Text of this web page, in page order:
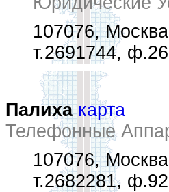
107076,
т.2691744,
Палиха карта
Телефонные
107076,
т.2682281,